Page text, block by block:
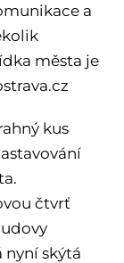
a
města je
kus
čtvrť
nyní skýtá